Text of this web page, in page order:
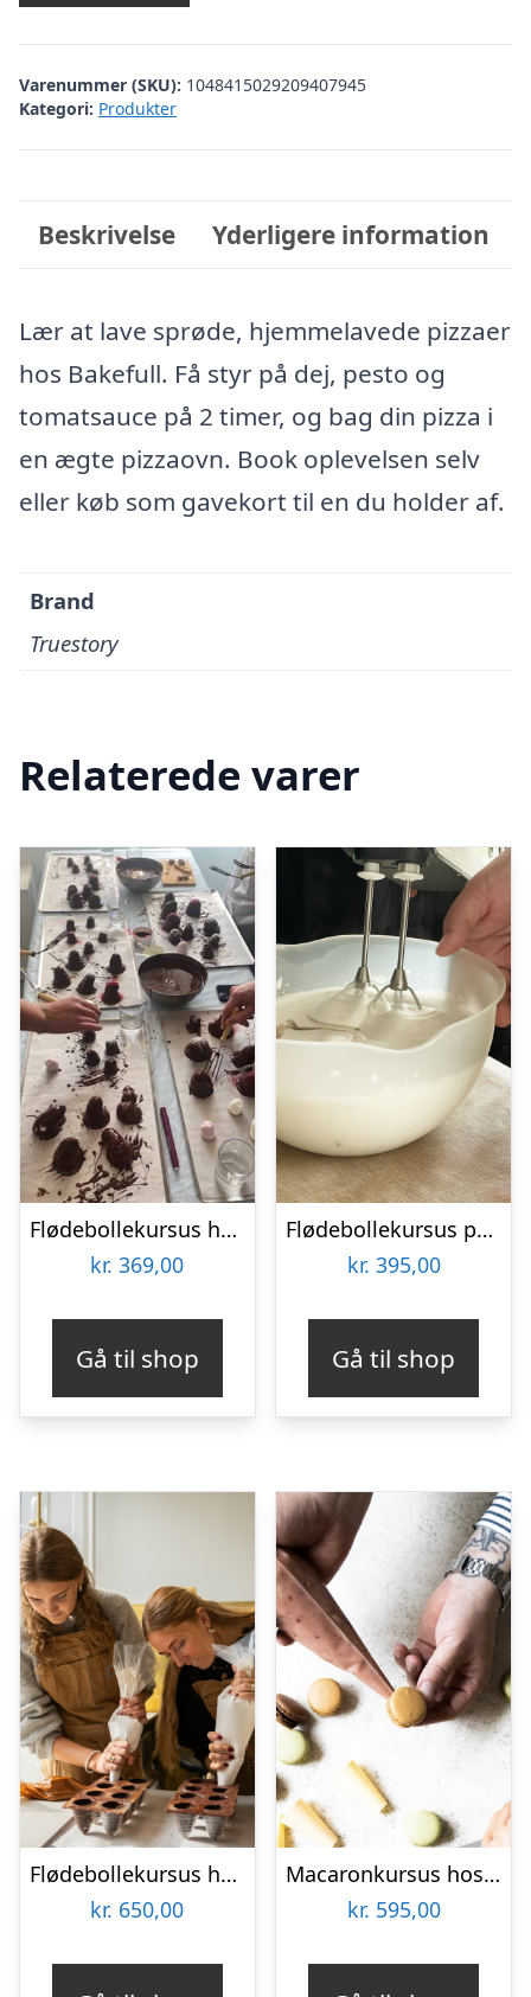
Varenummer (SKU): 1048415029209407945
Kategori: Produkter
Beskrivelse Yderligere information
Lær at lave sprøde, hjemmelavede pizzaer
hos Bakefull. Få styr på dej, pesto og
tomatsauce på 2 timer, og bag din pizza i
en ægte pizzaovn. Book oplevelsen selv
eller køb som gavekort til en du holder af.
Brand
Truestory
Relaterede varer
Flødebollekursus hos Better Treats
kr. 369,00
Gå til shop
Flødebollekursus på Fyn
kr. 395,00
Gå til shop
Flødebollekursus hos Nicolai Chokolade
kr. 650,00
Macaronkursus hos Karoline Trier
kr. 595,00